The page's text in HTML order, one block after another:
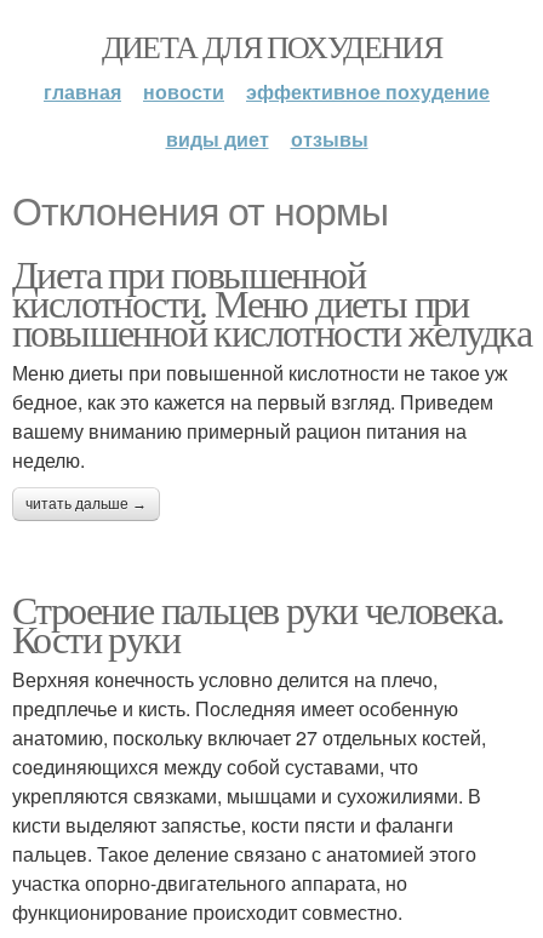
ДИЕТА ДЛЯ ПОХУДЕНИЯ
главная новости
эффективное похудение
виды диет
отзывы
Отклонения от нормы
Диета при повышенной
кислотности. Меню диеты при
повышенной кислотности желудка
Меню диеты при повышенной кислотности не такое уж
бедное, как это кажется на первый взгляд. Приведем
вашему вниманию примерный рацион питания на
неделю.
читать дальше →
Строение пальцев руки человека.
Кости руки
Верхняя конечность условно делится на плечо,
предплечье и кисть. Последняя имеет особенную
анатомию, поскольку включает 27 отдельных костей,
соединяющихся между собой суставами, что
укрепляются связками, мышцами и сухожилиями. В
кисти выделяют запястье, кости пясти и фаланги
пальцев. Такое деление связано с анатомией этого
участка опорно-двигательного аппарата, но
функционирование происходит совместно.